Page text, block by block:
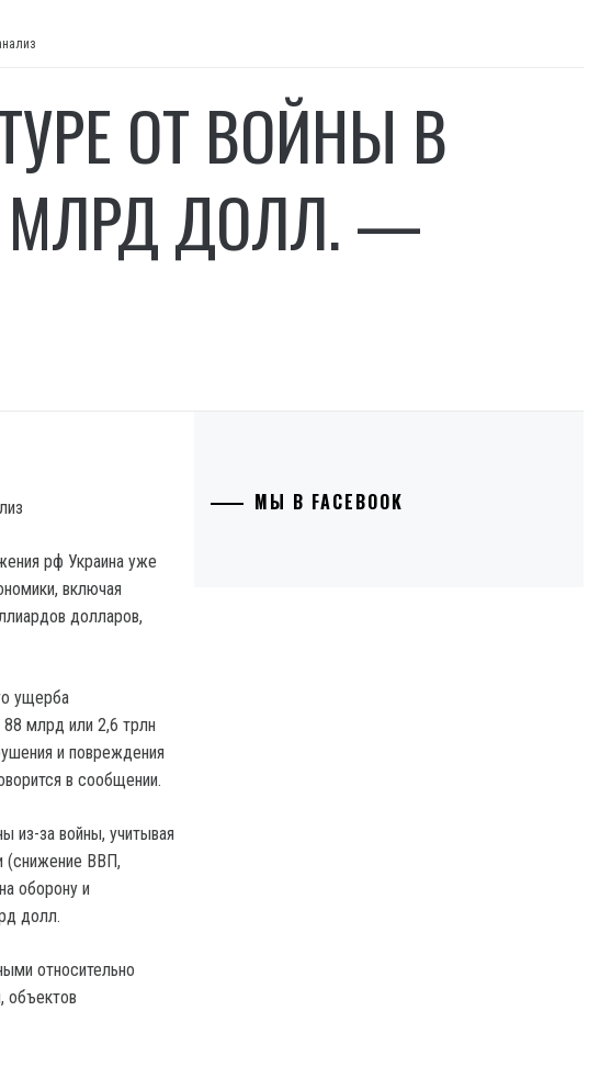
ОТ ВОЙНЫ В
МЛРД ДОЛЛ. —
рф Украина уже
включая
долларов,
ущерба
88 млрд или 2,6 трлн
и повреждения
в сообщении.
из-за войны, учитывая
(снижение ВВП,
оборону и
долл.
относительно
объектов
МЫ В FACEBOOK